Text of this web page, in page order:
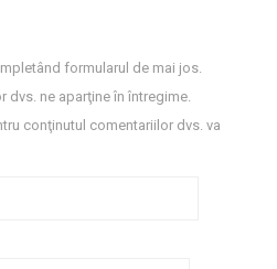
formularul de mai jos.
dvs. ne aparţine în întregime.
conţinutul comentariilor dvs. va